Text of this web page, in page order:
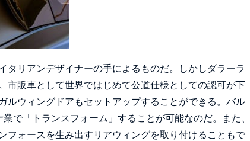
リアンデザイナーの手によるものだ。しかしダラーラ
市販車として世界ではじめて公道仕様としての認可が下
ルウィングドアもセットアップすることができる。バル
で「トランスフォーム」することが可能なのだ。また、
フォースを生み出すリアウィングを取り付けることもで